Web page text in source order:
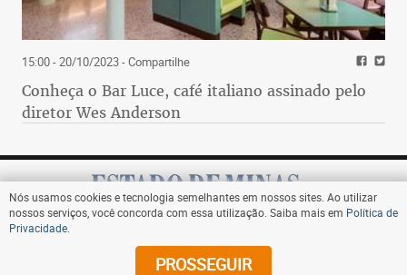
15:00 - 20/10/2023- Compartilhe
Conheça o Bar Luce, café italiano assinado pelo
diretor Wes Anderson
Assine
Nós usamos cookies e tecnologia semelhantes em nossos sites. Ao utilizar
nossos serviços, você concorda com essa utilização. Saiba mais em Política de
Privacidade
PROSSEGUIR